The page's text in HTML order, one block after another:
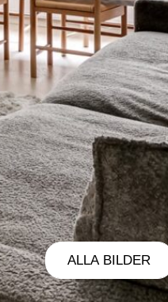
ALLA BILDER